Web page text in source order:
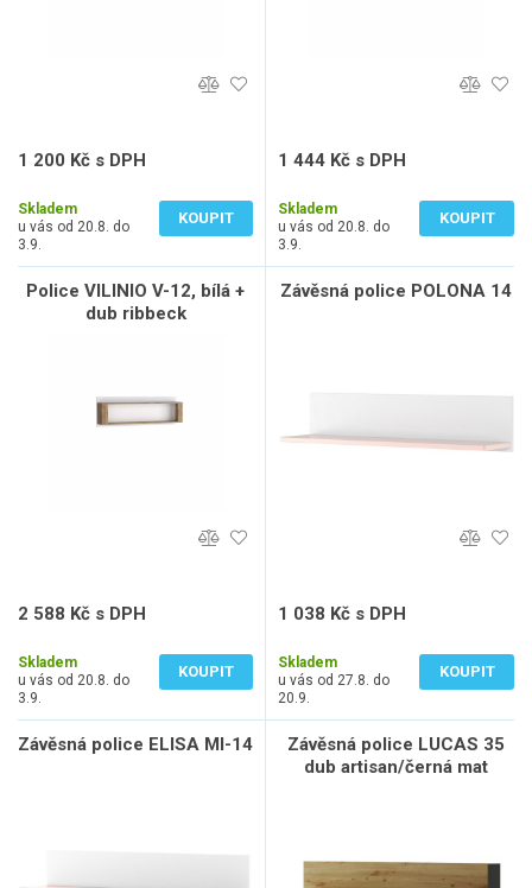
1 200 Kč s DPH
Skladem
u vás od 20.8. do
3.9.
KOUPIT
1 444 Kč s DPH
Skladem
u vás od 20.8. do
3.9.
KOUPIT
Police VILINIO V-12, bílá +
dub ribbeck
2 588 Kč s DPH
Skladem
u vás od 20.8. do
3.9.
KOUPIT
Závěsná police POLONA 14
1 038 Kč s DPH
Skladem
u vás od 27.8. do
20.9.
KOUPIT
Závěsná police ELISA MI-14
Závěsná police LUCAS 35
dub artisan/černá mat